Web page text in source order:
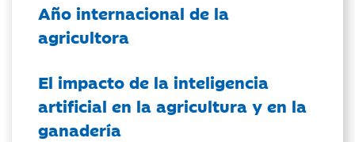
Año internacional de la
agricultora
El impacto de la inteligencia
artificial en la agricultura y en la
ganadería